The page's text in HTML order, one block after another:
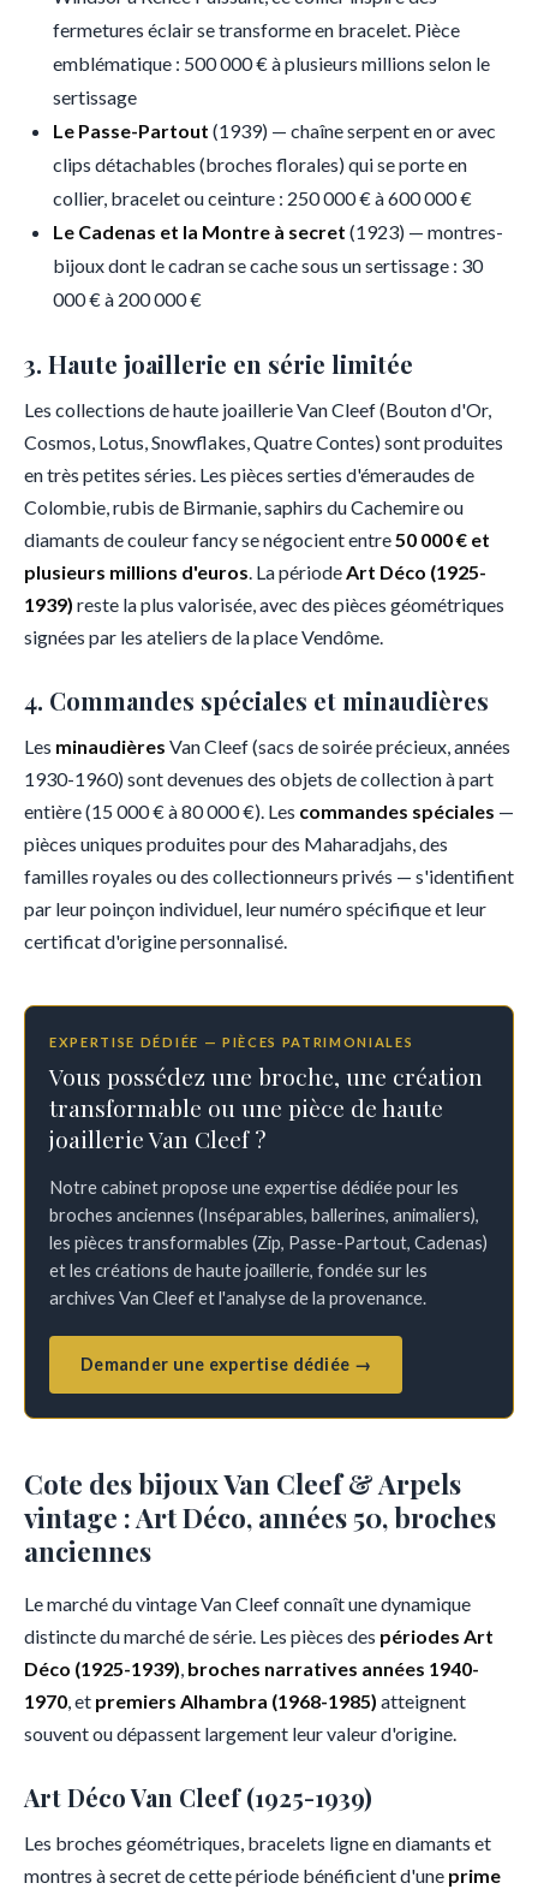
fermetures éclair se transforme en bracelet. Pièce
emblématique : 500 000 € à plusieurs millions selon le
sertissage
Le Passe-Partout (1939) — chaîne serpent en or avec
clips détachables (broches florales) qui se porte en
collier, bracelet ou ceinture : 250 000 € à 600 000 €
Le Cadenas et la Montre à secret (1923) — montres-
bijoux dont le cadran se cache sous un sertissage : 30
000 € à 200 000 €
3. Haute joaillerie en série limitée
Les collections de haute joaillerie Van Cleef (Bouton d'Or,
Cosmos, Lotus, Snowflakes, Quatre Contes) sont produites
en très petites séries. Les pièces serties d'émeraudes de
Colombie, rubis de Birmanie, saphirs du Cachemire ou
diamants de couleur fancy se négocient entre50 000 € et
plusieurs millions d'euros. La périodeArt Déco (1925-
1939) reste la plus valorisée, avec des pièces géométriques
signées par les ateliers de la place Vendôme.
4. Commandes spéciales et minaudières
Les minaudières Van Cleef (sacs de soirée précieux, années
1930-1960) sont devenues des objets de collection à part
entière (15 000 € à 80 000 €). Les commandes spéciales —
pièces uniques produites pour des Maharadjahs, des
familles royales ou des collectionneurs privés — s'identifient
par leur poinçon individuel, leur numéro spécifique et leur
certificat d'origine personnalisé.
EXPERTISE DÉDIÉE — PIÈCES PATRIMONIALES
Vous possédez une broche, une création
transformable ou une pièce de haute
joaillerie Van Cleef ?
Notre cabinet propose une expertise dédiée pour les
broches anciennes (Inséparables, ballerines, animaliers),
les pièces transformables (Zip, Passe-Partout, Cadenas)
et les créations de haute joaillerie, fondée sur les
archives Van Cleef et l'analyse de la provenance.
Demander une expertise dédiée →
Cote des bijoux Van Cleef & Arpels
vintage : Art Déco, années 50, broches
anciennes
Le marché du vintage Van Cleef connaît une dynamique
distincte du marché de série. Les pièces des périodes Art
Déco (1925-1939), broches narratives années 1940-
1970, et premiers Alhambra (1968-1985) atteignent
souvent ou dépassent largement leur valeur d'origine.
Art Déco Van Cleef (1925-1939)
Les broches géométriques, bracelets ligne en diamants et
montres à secret de cette période bénéficient d'une prime